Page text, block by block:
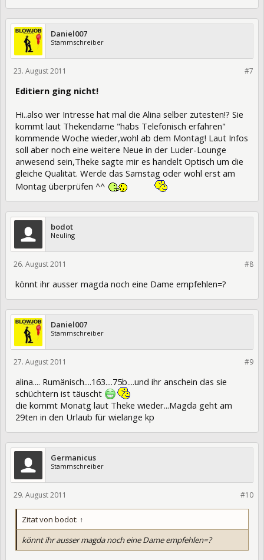
Daniel007
Stammschreiber
#7
23. August 2011
Editiern ging nicht!
Hi..also wer Intresse hat mal die Alina selber zutesten!? Sie
kommt laut Thekendame "habs Telefonisch erfahren"
kommende Woche wieder,wohl ab dem Montag! Laut Infos
soll aber noch eine weitere Neue in der Luder-Lounge
anwesend sein,Theke sagte mir es handelt Optisch um die
gleiche Qualität. Werde das Samstag oder wohl erst am
Montag überprüfen ^^
bodot
Neuling
#8
26. August 2011
könnt ihr ausser magda noch eine Dame empfehlen=?
Daniel007
Stammschreiber
#9
27. August 2011
alina.... Rumänisch....163....75b....und ihr anschein das sie
schüchtern ist täuscht
die kommt Monatg laut Theke wieder...Magda geht am
29ten in den Urlaub für wielange kp
Germanicus
Stammschreiber
#10
29. August 2011
Zitat von bodot: ↑
könnt ihr ausser magda noch eine Dame empfehlen=?